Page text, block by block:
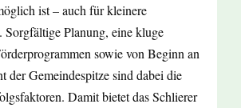
ist – auch für kleinere
Sorgfältige Planung, eine kluge
sowie von Beginn an
der Gemeindespitze sind dabei die
Damit bietet das Schlierer